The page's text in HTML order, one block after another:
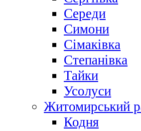
Середи
Симони
Сімаківка
Степанівка
Тайки
Усолуси
Житомирський
Кодня